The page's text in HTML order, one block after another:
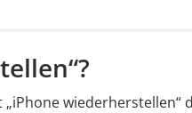
wiederherstellen“